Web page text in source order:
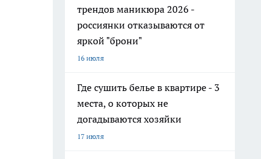
трендов маникюра 2026 -
россиянки отказываются от
яркой "брони"
16 июля
Где сушить белье в квартире - 3
места, о которых не
догадываются хозяйки
17 июля